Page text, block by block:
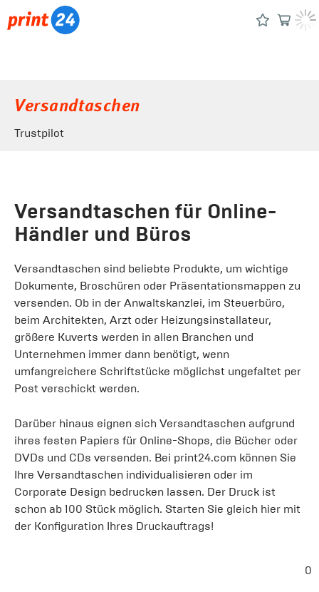
Versandtaschen
Trustpilot
Versandtaschen für Online-
Händler und Büros
Versandtaschen sind beliebte Produkte, um wichtige
Dokumente, Broschüren oder Präsentationsmappen zu
versenden. Ob in der Anwaltskanzlei, im Steuerbüro,
beim Architekten, Arzt oder Heizungsinstallateur,
größere Kuverts werden in allen Branchen und
Unternehmen immer dann benötigt, wenn
umfangreichere Schriftstücke möglichst ungefaltet per
Post verschickt werden.
Darüber hinaus eignen sich Versandtaschen aufgrund
ihres festen Papiers für Online-Shops, die Bücher oder
DVDs und CDs versenden. Bei print24.com können Sie
Ihre Versandtaschen individualisieren oder im
Corporate Design bedrucken lassen. Der Druck ist
schon ab 100 Stück möglich. Starten Sie gleich hier mit
der Konfiguration Ihres Druckauftrags!
0